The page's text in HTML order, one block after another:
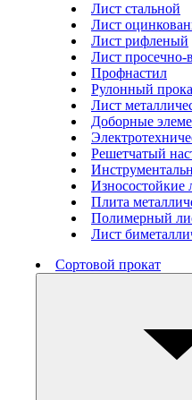
Лист стальной
Лист
Лист рифленый
Лист
Профнастил
Рулонный
Лист
Доборные
Решетчатый
Износостойкие
Плита
Полимерный
Лист
Сортовой прокат